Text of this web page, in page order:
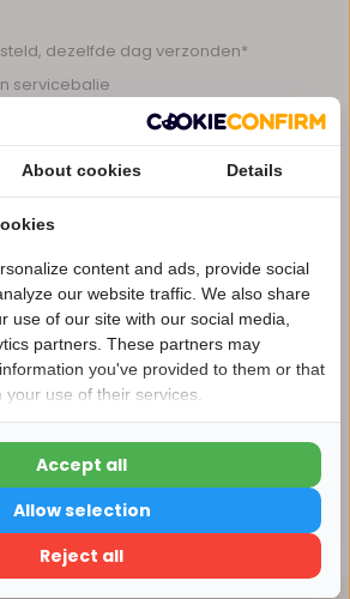
dezelfde dag verzonden*
servicebalie
direct mogelijk
Nu 15% korting
15korting
15% korting
Verder winkelen
About cookies Details
content and ads, provide social
our website traffic. We also share
use of our site with our social media,
partners. These partners may
you've provided to them or that
use of their services.
Reject all
Allow selection
Accept all